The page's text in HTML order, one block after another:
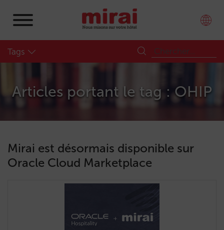
Tags
Articles portant le tag : OHIP
Mirai est désormais disponible sur
Oracle Cloud Marketplace